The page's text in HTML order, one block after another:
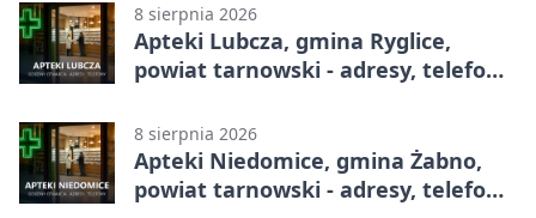
8 sierpnia 2026
Apteki Lubcza, gmina Ryglice,
powiat tarnowski - adresy, telefony,
8 sierpnia 2026
Apteki Niedomice, gmina Żabno,
powiat tarnowski - adresy, telefony,